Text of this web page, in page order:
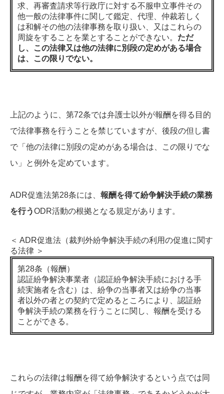
求、再審査請求等行政庁に対する不服申立事件その
他一般の法律事件に関して鑑定、代理、仲裁若しく
は和解その他の法律事務を取り扱い、又はこれらの
周旋をすることを業とすることができない。 ただ
し、この法律又は他の法律に別段の定めがある場合
は、この限りでない。
上記のように、第72条では弁護士以外が報酬を得る目的
で法律事務を行うことを禁じていますが、後段の但し書
で「他の法律に別段の定めがある場合は、この限りでな
い」と例外を定めています。
ADR促進法第28条には、 報酬を得て紛争解決手続の業務
を行うODR活動の根拠となる規定があります。
＜ ADR促進法（裁判外紛争解決手続の利用の促進に関す
る法律 ＞
第28条（報酬）
認証紛争解決事業者（認証紛争解決手続における手
続実施者を含む）は、紛争の当事者又は紛争の当事
者以外の者との契約で定めるところにより、認証紛
争解決手続の業務を行うことに関し、報酬を受ける
ことができる。
これらの法律は報酬を得て紛争解決するという点では同